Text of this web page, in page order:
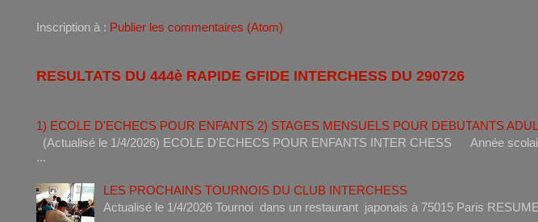
Inscription à : Publier les commentaires (Atom)
RESULTATS DU 444è RAPIDE GFIDE INTERCHESS DU 290726
1) ECOLE D'ECHECS POUR ENFANTS 2) STAGES MENSUELS POUR DEBUTANTS
(Actualisé le 1/4/2026) ECOLE D'ECHECS POUR ENFANTS INTER CHESS
...
LES PROCHAINS TOURNOIS DU CLUB INTERCHESS
Actualisé le 1/4/2026 Tournoi dans un restaurant